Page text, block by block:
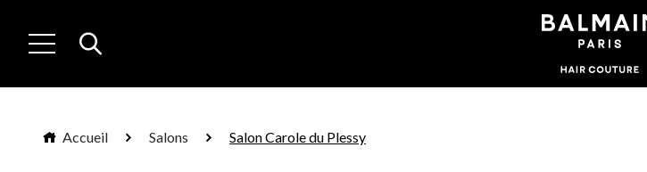
Accueil Salons Salon Carole du Plessy